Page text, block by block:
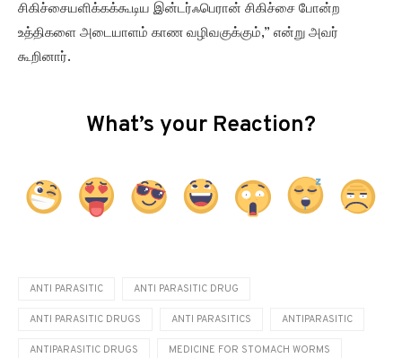
சிகிச்சையளிக்கக்கூடிய இன்டர்ஃபெரான் சிகிச்சை போன்ற
உத்திகளை அடையாளம் காண வழிவகுக்கும்,” என்று அவர்
கூறினார்.
What’s your Reaction?
ANTI PARASITIC ANTI PARASITIC DRUG
ANTI PARASITIC DRUGS ANTI PARASITICS ANTIPARASITIC
ANTIPARASITIC DRUGS MEDICINE FOR STOMACH WORMS